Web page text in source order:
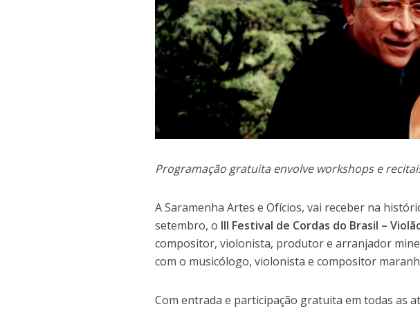
Programação gratuita envolve workshops e
A Saramenha Artes e Ofícios, vai receber na
setembro, o III Festival de Cordas do Brasil –
compositor, violonista, produtor e arranjador
com o musicólogo, violonista e compositor
Com entrada e participação gratuita em todas as